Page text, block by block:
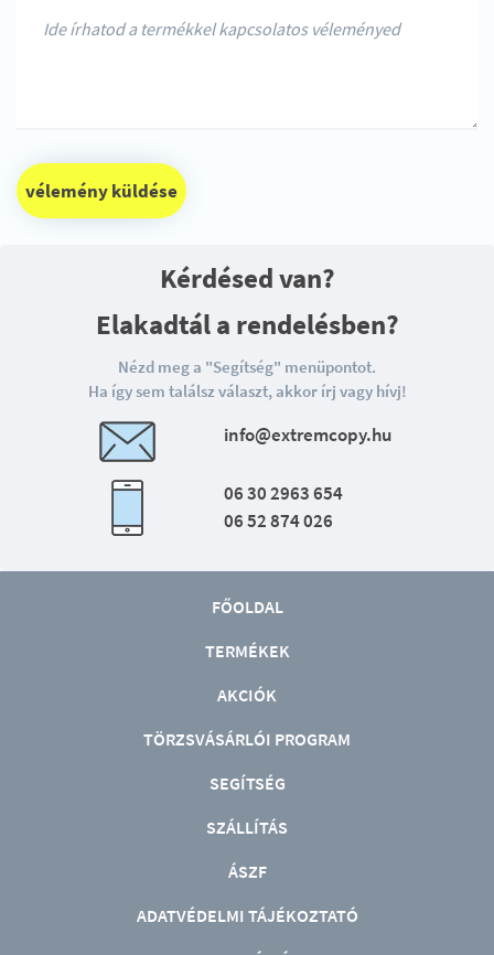
vélemény küldése
Kérdésed van?
Elakadtál a rendelésben?
Nézd meg a "Segítség" menüpontot.
Ha így sem találsz választ, akkor írj vagy hívj!
info@extremcopy.hu
06 30 2963 654
06 52 874 026
FŐOLDAL
TERMÉKEK
AKCIÓK
TÖRZSVÁSÁRLÓI PROGRAM
SEGÍTSÉG
SZÁLLÍTÁS
ÁSZF
ADATVÉDELMI TÁJÉKOZTATÓ